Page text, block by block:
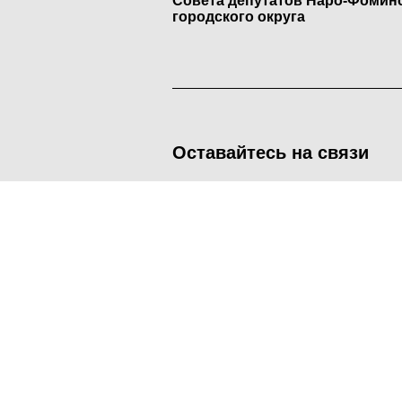
городского округа
Оставайтесь на связи